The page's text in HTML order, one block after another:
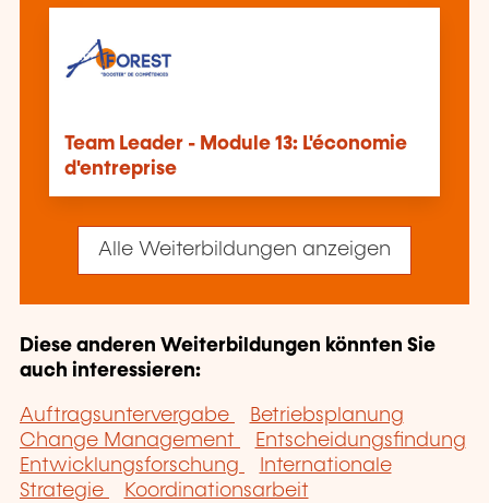
Team Leader - Module 13: L'économie
d'entreprise
Alle Weiterbildungen anzeigen
Diese anderen Weiterbildungen könnten Sie
auch interessieren:
Auftragsuntervergabe
Betriebsplanung
Change Management
Entscheidungsfindung
Entwicklungsforschung
Internationale
Strategie
Koordinationsarbeit